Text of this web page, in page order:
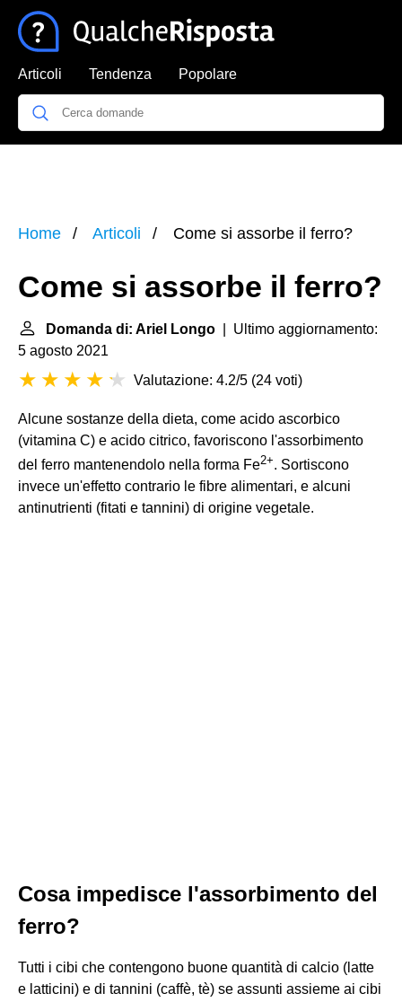
Articoli Tendenza Popolare
Home Articoli Come si assorbe il ferro?
Come si assorbe il ferro?
Domanda di: Ariel Longo | Ultimo aggiornamento:
5 agosto 2021
Valutazione: 4.2/5 (24 voti)
Alcune sostanze della dieta, come acido ascorbico
(vitamina C) e acido citrico, favoriscono l'assorbimento
del ferro mantenendolo nella forma Fe2+. Sortiscono
invece un'effetto contrario le fibre alimentari, e alcuni
antinutrienti (fitati e tannini) di origine vegetale.
Cosa impedisce l'assorbimento del
ferro?
Tutti i cibi che contengono buone quantità di calcio (latte
e latticini) e di tannini (caffè, tè) se assunti assieme ai cibi